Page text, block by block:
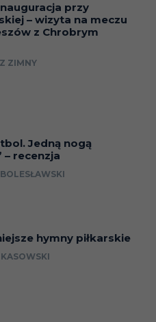
przy
– wizyta na meczu
z Chrobrym
ZIMNY
Jedną nogą
– recenzja
hymny piłkarskie